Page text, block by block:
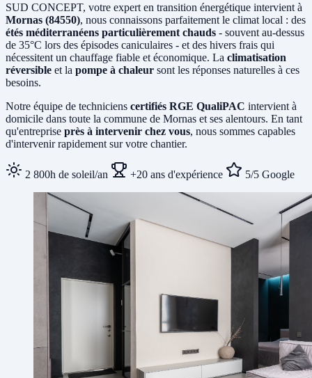
SUD CONCEPT, votre expert en transition énergétique intervient à
Mornas (84550), nous connaissons parfaitement le climat local : des
étés méditerranéens particulièrement chauds - souvent au-dessus
de 35°C lors des épisodes caniculaires - et des hivers frais qui
nécessitent un chauffage fiable et économique. La climatisation
réversible et la pompe à chaleur sont les réponses naturelles à ces
besoins.
Notre équipe de techniciens certifiés RGE QualiPAC intervient à
domicile dans toute la commune de Mornas et ses alentours. En tant
qu'entreprise près à intervenir chez vous, nous sommes capables
d'intervenir rapidement sur votre chantier.
2 800h de soleil/an +20 ans d'expérience 5/5 Google